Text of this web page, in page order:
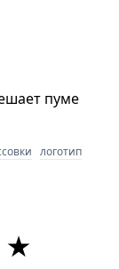
пуме
логотип